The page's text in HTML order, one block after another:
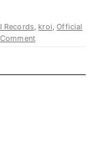
Records, kroi,Official
Comment